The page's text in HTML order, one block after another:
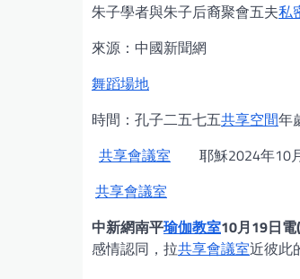
朱子學者與朱子后裔聚會五夫私
來源：中國新聞網
舞蹈場地
時間：孔子二五七五共享空間年
共享會議室 耶穌2024年10
共享會議室
中新網南平瑜伽教室10月19日
感情認同，拉共享會議室近彼此